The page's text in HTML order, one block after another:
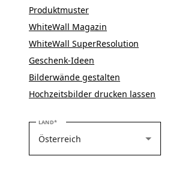
Produktmuster
WhiteWall Magazin
WhiteWall SuperResolution
Geschenk-Ideen
Bilderwände gestalten
Hochzeitsbilder drucken lassen
LANDBITTE WÄHLEN SIE IHR LAND